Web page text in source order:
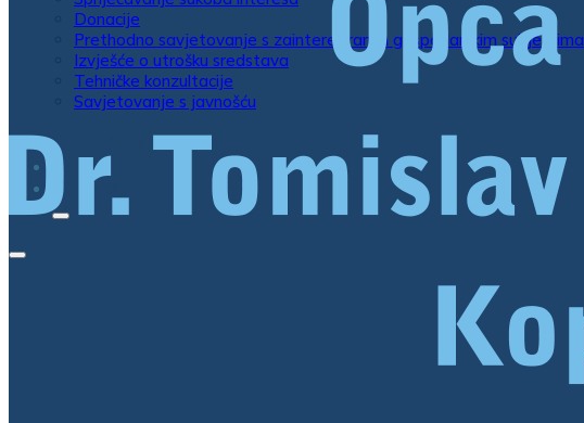
Donacije
Prethodno savjetovanje s zainteresiranim gospodarskim subjektima
Izvješće o utrošku sredstava
Tehničke konzultacije
Savjetovanje s javnošću
LISTE ČEKANJA
EU PROJEKTI
KONTAKT